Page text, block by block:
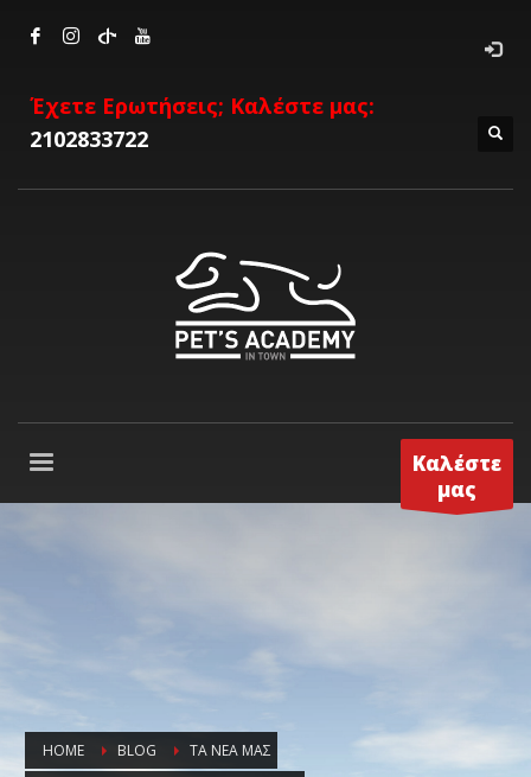
Έχετε Ερωτήσεις; Καλέστε μας:
2102833722
Καλέστε
μας
HOME BLOG
ΤΑ ΝΈΑ ΜΑΣ